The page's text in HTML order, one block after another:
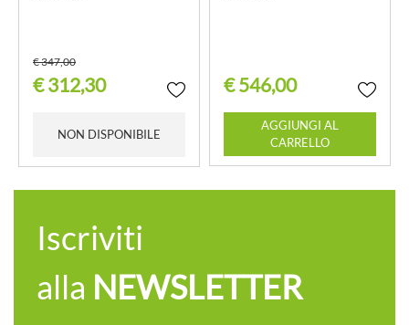
€ 347,00
€ 312,30
NON DISPONIBILE
€ 546,00
Quantità
AGGIUNGI AL
CARRELLO
Iscriviti
alla NEWSLETTER